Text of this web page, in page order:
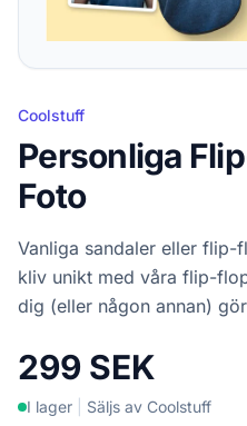
Coolstuff
Personliga
Foto
Vanliga sandaler eller flip-
kliv unikt med våra flip-
dig (eller någon annan)
299 SEK
I lager Säljs av Coolstuff